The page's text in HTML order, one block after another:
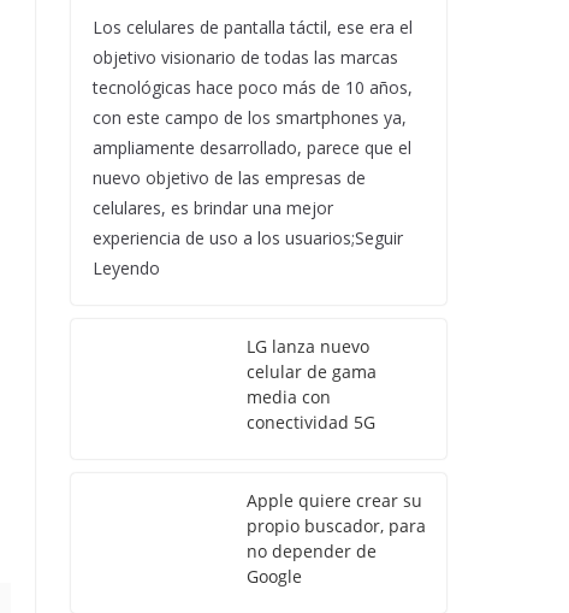
Los celulares de pantalla táctil, ese era el
objetivo visionario de todas las marcas
tecnológicas hace poco más de 10 años,
con este campo de los smartphones ya,
ampliamente desarrollado, parece que el
nuevo objetivo de las empresas de
celulares, es brindar una mejor
experiencia de uso a los usuarios;Seguir
Leyendo
LG lanza nuevo
celular de gama
media con
conectividad 5G
Apple quiere crear su
propio buscador, para
no depender de
Google